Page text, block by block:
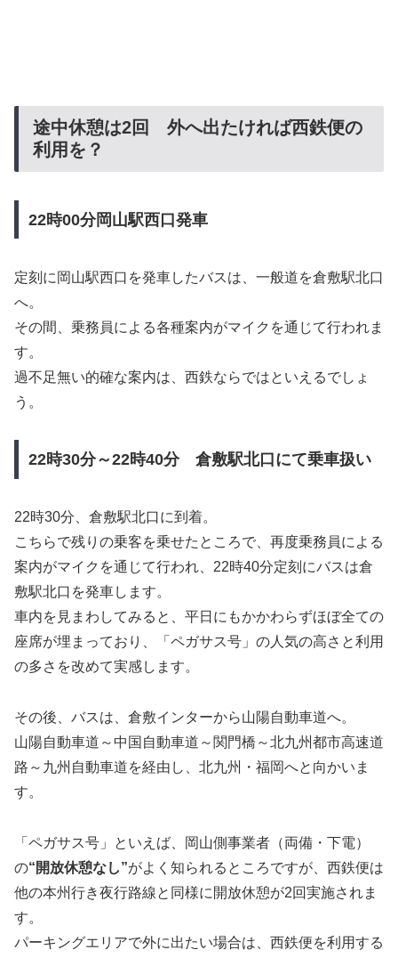
途中休憩は2回 外へ出たければ西鉄便の
利用を？
22時00分岡山駅西口発車
定刻に岡山駅西口を発車したバスは、一般道を倉敷駅北口
へ。
その間、乗務員による各種案内がマイクを通じて行われま
す。
過不足無い的確な案内は、西鉄ならではといえるでしょ
う。
22時30分～22時40分 倉敷駅北口にて乗車扱い
22時30分、倉敷駅北口に到着。
こちらで残りの乗客を乗せたところで、再度乗務員による
案内がマイクを通じて行われ、22時40分定刻にバスは倉
敷駅北口を発車します。
車内を見まわしてみると、平日にもかかわらずほぼ全ての
座席が埋まっており、「ペガサス号」の人気の高さと利用
の多さを改めて実感します。
その後、バスは、倉敷インターから山陽自動車道へ。
山陽自動車道～中国自動車道～関門橋～北九州都市高速道
路～九州自動車道を経由し、北九州・福岡へと向かいま
す。
「ペガサス号」といえば、岡山側事業者（両備・下電）
の“開放休憩なし”がよく知られるところですが、西鉄便は
他の本州行き夜行路線と同様に開放休憩が2回実施されま
す。
パーキングエリアで外に出たい場合は、西鉄便を利用する